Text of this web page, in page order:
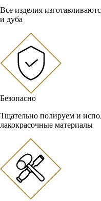
Все изделия
и дуба
Безопасно
Тщательно полируем и
лакокрасочные материалы